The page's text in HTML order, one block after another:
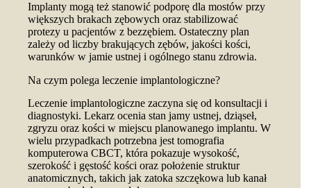
Implanty mogą też stanowić podporę dla mostów przy
większych brakach zębowych oraz stabilizować
protezy u pacjentów z bezzębiem. Ostateczny plan
zależy od liczby brakujących zębów, jakości kości,
warunków w jamie ustnej i ogólnego stanu zdrowia.
Na czym polega leczenie implantologiczne?
Leczenie implantologiczne zaczyna się od konsultacji i
diagnostyki. Lekarz ocenia stan jamy ustnej, dziąseł,
zgryzu oraz kości w miejscu planowanego implantu. W
wielu przypadkach potrzebna jest tomografia
komputerowa CBCT, która pokazuje wysokość,
szerokość i gęstość kości oraz położenie struktur
anatomicznych, takich jak zatoka szczękowa lub kanał